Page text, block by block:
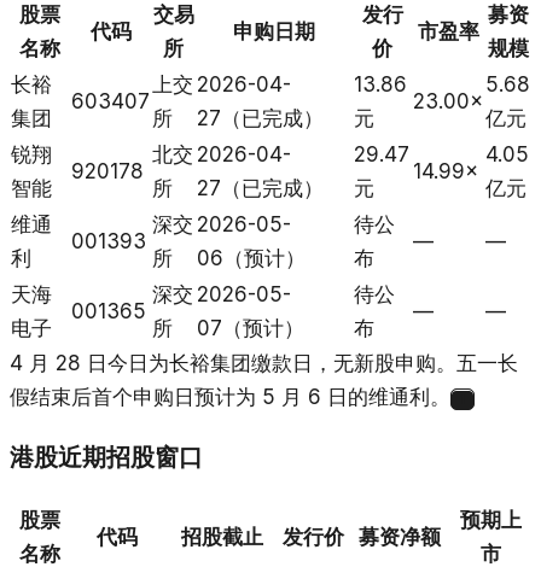
股票
名称
代码
交易
所
申购日期
发行
价
市盈率
募资
规模
长裕
集团
603407
上交
所
2026-04-
27（已完成）
13.86
元
23.00×
5.68
亿元
锐翔
智能
920178
北交
所
2026-04-
27（已完成）
29.47
元
14.99×
4.05
亿元
维通
利
001393
深交
所
2026-05-
06（预计）
待公
布
— —
天海
电子
001365
深交
所
2026-05-
07（预计）
待公
布
— —
4 月 28 日今日为长裕集团缴款日，无新股申购。五一长
假结束后首个申购日预计为 5 月 6 日的维通利。
港股近期招股窗口
股票
名称
代码 招股截止 发行价 募资净额
预期上
市